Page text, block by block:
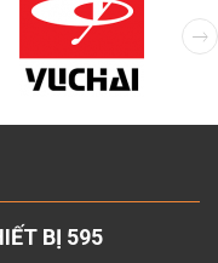
BỊ 595